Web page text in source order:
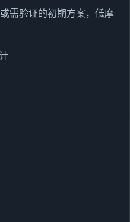
需验证的初期方案，低摩